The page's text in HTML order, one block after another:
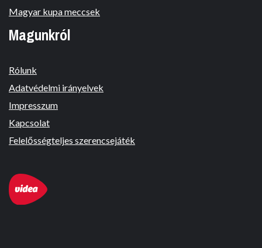
Magyar kupa meccsek
Magunkról
Rólunk
Adatvédelmi irányelvek
Impresszum
Kapcsolat
Felelősségteljes szerencsejáték